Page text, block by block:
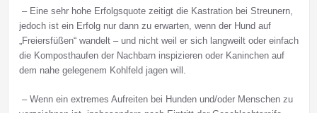
– Eine sehr hohe Erfolgsquote zeitigt die Kastration bei Streunern,
jedoch ist ein Erfolg nur dann zu erwarten, wenn der Hund auf
„Freiersfüßen“ wandelt – und nicht weil er sich langweilt oder einfach
die Komposthaufen der Nachbarn inspizieren oder Kaninchen auf
dem nahe gelegenem Kohlfeld jagen will.
– Wenn ein extremes Aufreiten bei Hunden und/oder Menschen zu